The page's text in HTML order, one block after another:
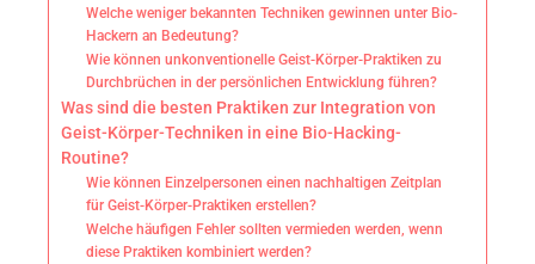
Welche weniger bekannten Techniken gewinnen unter Bio-
Hackern an Bedeutung?
Wie können unkonventionelle Geist-Körper-Praktiken zu
Durchbrüchen in der persönlichen Entwicklung führen?
Was sind die besten Praktiken zur Integration von
Geist-Körper-Techniken in eine Bio-Hacking-
Routine?
Wie können Einzelpersonen einen nachhaltigen Zeitplan
für Geist-Körper-Praktiken erstellen?
Welche häufigen Fehler sollten vermieden werden, wenn
diese Praktiken kombiniert werden?